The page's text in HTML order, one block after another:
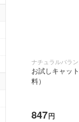
ナチュラルバラン
お試しキャッ
料）
847円